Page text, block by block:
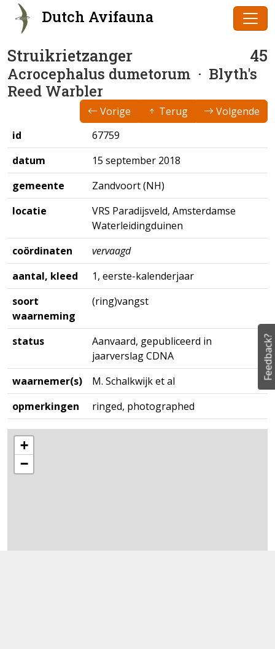
Dutch Avifauna
Struikrietzanger 45
Acrocephalus dumetorum · Blyth's
Reed Warbler
Vorige Terug
Volgende
id
67759
datum
15 september 2018
gemeente
Zandvoort (NH)
locatie
VRS Paradijsveld, Amsterdamse
Waterleidingduinen
coördinaten
vervaagd
aantal, kleed
1, eerste-kalenderjaar
soort
waarneming
(ring)vangst
status
Aanvaard, gepubliceerd in
jaarverslag CDNA
waarnemer(s)
M. Schalkwijk et al
opmerkingen
ringed, photographed
+
−
Feedback?